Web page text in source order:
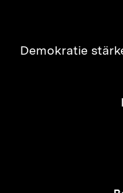
Zur
Demokratie